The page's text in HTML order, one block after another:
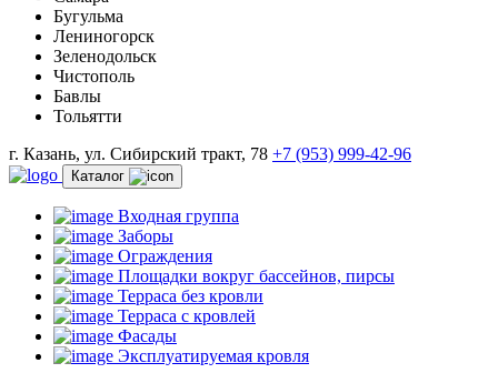
Бугульма
Лениногорск
Зеленодольск
Чистополь
Бавлы
Тольятти
г. Казань, ул. Сибирский тракт, 78 +7 (953) 999-42-96
Каталог
Входная группа
Заборы
Ограждения
Площадки вокруг бассейнов, пирсы
Терраса без кровли
Терраса с кровлей
Фасады
Эксплуатируемая кровля